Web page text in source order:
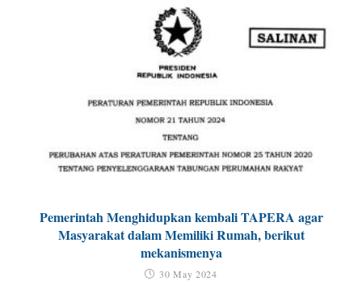
Pemerintah Menghidupkan kembali TAPERA agar
Masyarakat dalam Memiliki Rumah, berikut
mekanismenya
30 May 2024